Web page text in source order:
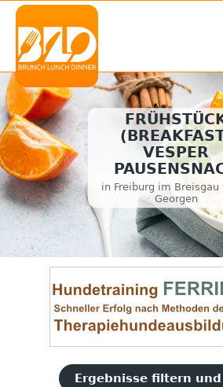
VESPER
in Freiburg im Breisgau
Georgen
Ergebnisse filtern